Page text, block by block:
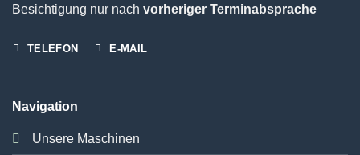
Besichtigung nur nach vorheriger Terminabsprache
TELEFON E-MAIL
Navigation
Unsere Maschinen